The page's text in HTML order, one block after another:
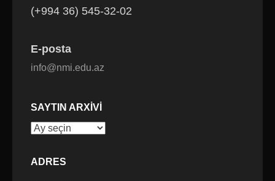
(+994 36) 545-32-02
E-posta
info@nmi.edu.az
SAYTIN ARXIVI
Saytın
ADRES